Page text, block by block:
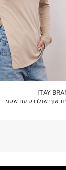
בלבד. לא ניתן
ITAY
אוף שולדרס עם שסע